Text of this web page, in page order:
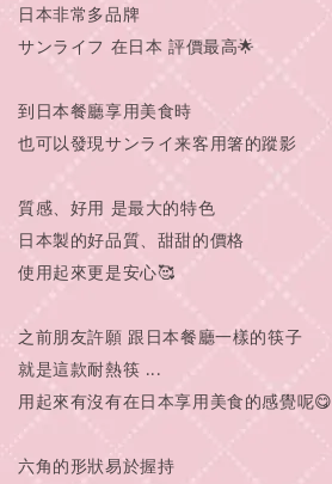
日本非常多品牌
サンライフ 在日本 評價最高🌟
到日本餐廳享用美食時
也可以發現サンライ来客用箸的蹤影
質感、好用 是最大的特色
日本製的好品質、甜甜的價格
使用起來更是安心🥰
之前朋友許願 跟日本餐廳一樣的筷子
就是這款耐熱筷 ...
用起來有沒有在日本享用美食的感覺呢😋
六角的形狀易於握持